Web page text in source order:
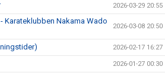
2026-03-29 20:55
Karateklubben Nakama Wado
2026-03-08 20:50
2026-02-17 16:27
2026-01-27 00:30